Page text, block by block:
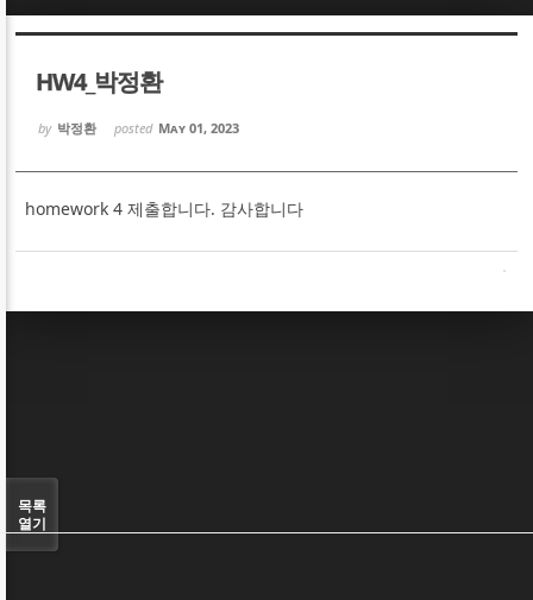
HW4_박정환
by 박정환 posted May 01, 2023
homework 4 제출합니다. 감사합니다
목록
열기
Sketchbook5, 스케치북5
Sketchbook5, 스케치북5
Sketchbook5, 스케치북5
Sketchbook5, 스케치북5